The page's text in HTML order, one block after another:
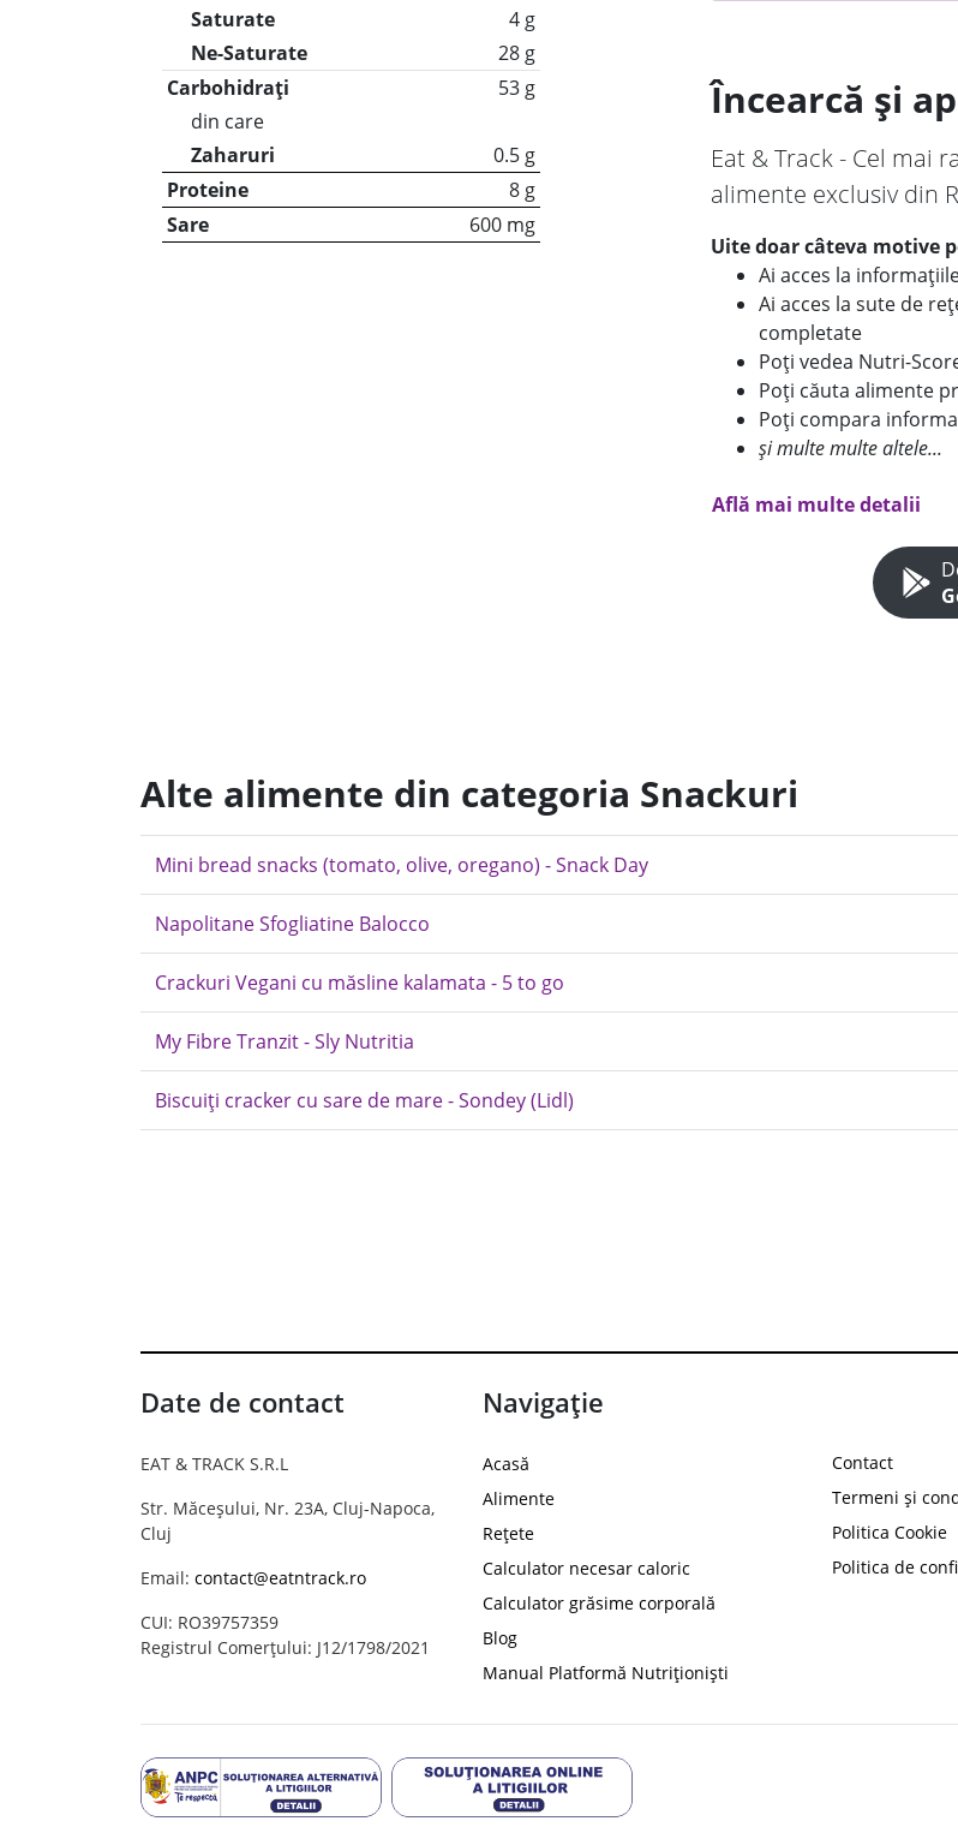
Saturate
4 g
Ne-Saturate
28 g
Carbohidrați
53 g
din care
Zaharuri
0.5 g
Proteine
8 g
Sare
600 mg
Încearcă și
Eat & Track - Cel mai
alimente exclusiv din
Uite doar câteva motive
Ai acces la
Ai acces la sute de
completate
Poți vedea Nutri-
Poți căuta alimente
Poți compara
și multe multe altele...
Află mai multe detalii
Alte alimente din categoria Snackuri
Mini bread snacks (tomato, olive, oregano) - Snack Day
Napolitane Sfogliatine Balocco
Crackuri Vegani cu măsline kalamata - 5 to go
My Fibre Tranzit - Sly Nutritia
Biscuiți cracker cu sare de mare - Sondey (Lidl)
Date de contact
EAT & TRACK S.R.L
Str. Măceșului, Nr. 23A, Cluj-Napoca,
Cluj
Email: contact@eatntrack.ro
CUI: RO39757359
Registrul Comerțului: J12/1798/2021
Navigație
Acasă
Alimente
Rețete
Calculator necesar caloric
Calculator grăsime corporală
Blog
Manual Platformă Nutriționiști
Contact
Termeni și
Politica Cookie
Politica de